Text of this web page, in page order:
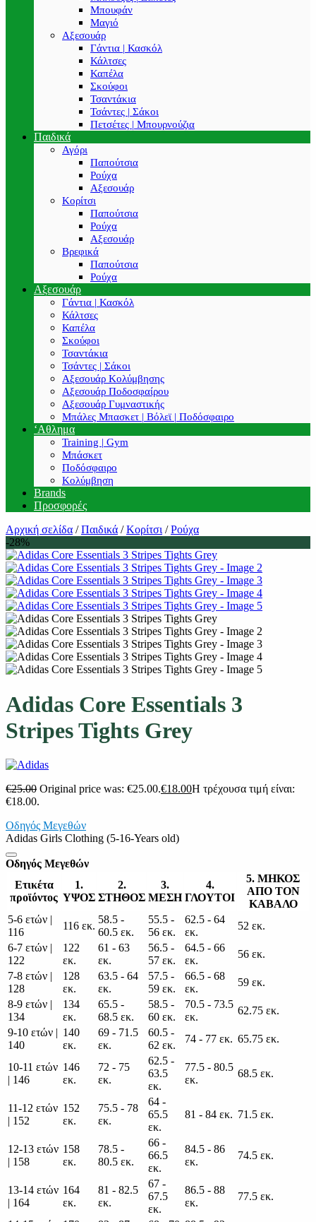
Μπουφάν
Μαγιό
Αξεσουάρ
Γάντια | Κασκόλ
Κάλτσες
Καπέλα
Σκούφοι
Τσαντάκια
Τσάντες | Σάκοι
Πετσέτες | Μπουρνούζια
Παιδικά
Αγόρι
Παπούτσια
Ρούχα
Αξεσουάρ
Κορίτσι
Παπούτσια
Ρούχα
Αξεσουάρ
Βρεφικά
Παπούτσια
Ρούχα
Αξεσουάρ
Γάντια | Κασκόλ
Κάλτσες
Καπέλα
Σκούφοι
Τσαντάκια
Τσάντες | Σάκοι
Αξεσουάρ Κολύμβησης
Αξεσουάρ Ποδοσφαίρου
Αξεσουάρ Γυμναστικής
Μπάλες Μπασκετ | Βόλεϊ | Ποδόσφαιρο
‘Αθλημα
Training | Gym
Μπάσκετ
Ποδόσφαιρο
Κολύμβηση
Brands
Προσφορές
Αρχική σελίδα / Παιδικά / Κορίτσι / Ρούχα
-28%
Adidas Core Essentials 3
Stripes Tights Grey
€25.00 Original price was: €25.00.€18.00Η τρέχουσα τιμή είναι:
€18.00.
Οδηγός Μεγεθών
Adidas Girls Clothing (5-16-Years old)
Οδηγός Μεγεθών
Ετικέτα
προϊόντος
1.
ΥΨΟΣ
2.
ΣΤΗΘΟΣ
3.
ΜΕΣΗ
4.
ΓΛΟΥΤΟΙ
5. ΜΗΚΟΣ
ΑΠΟ ΤΟΝ
ΚΑΒΑΛΟ
5-6 ετών |
116
116 εκ.
58.5 -
60.5 εκ.
55.5 -
56 εκ.
62.5 - 64
εκ.
52 εκ.
6-7 ετών |
122
122
εκ.
61 - 63
εκ.
56.5 -
57 εκ.
64.5 - 66
εκ.
56 εκ.
7-8 ετών |
128
128
εκ.
63.5 - 64
εκ.
57.5 -
59 εκ.
66.5 - 68
εκ.
59 εκ.
8-9 ετών |
134
134
εκ.
65.5 -
68.5 εκ.
58.5 -
60 εκ.
70.5 - 73.5
εκ.
62.75 εκ.
9-10 ετών |
140
140
εκ.
69 - 71.5
εκ.
60.5 -
62 εκ.
74 - 77 εκ. 65.75 εκ.
10-11 ετών
| 146
146
εκ.
72 - 75
εκ.
62.5 -
63.5
εκ.
77.5 - 80.5
εκ.
68.5 εκ.
11-12 ετών
| 152
152
εκ.
75.5 - 78
εκ.
64 -
65.5
εκ.
81 - 84 εκ. 71.5 εκ.
12-13 ετών
| 158
158
εκ.
78.5 -
80.5 εκ.
66 -
66.5
εκ.
84.5 - 86
εκ.
74.5 εκ.
13-14 ετών
| 164
164
εκ.
81 - 82.5
εκ.
67 -
67.5
εκ.
86.5 - 88
εκ.
77.5 εκ.